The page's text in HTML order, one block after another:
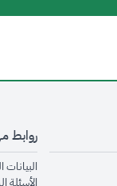
روابط
الأسئلة